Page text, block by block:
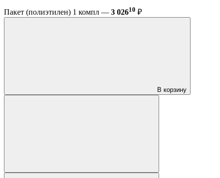
Пакет (полиэтилен) 1 компл — 3 02610 ₽
В корзину